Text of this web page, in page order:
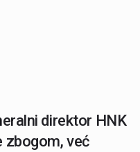
direktor HNK
zbogom, već